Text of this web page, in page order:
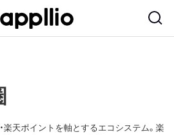
楽天ポイントを軸とするエコシステム。楽